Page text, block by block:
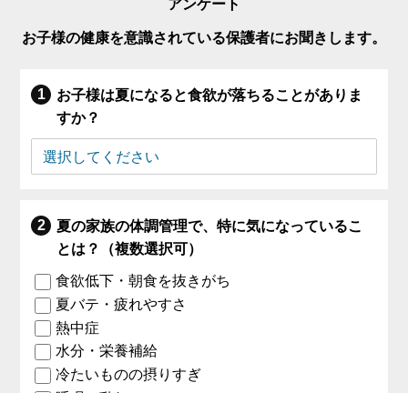
アンケート
お子様の健康を意識されている保護者にお聞きします。
お子様は夏になると食欲が落ちることがありま
すか？
夏の家族の体調管理で、特に気になっているこ
とは？（複数選択可）
食欲低下・朝食を抜きがち
夏バテ・疲れやすさ
熱中症
水分・栄養補給
冷たいものの摂りすぎ